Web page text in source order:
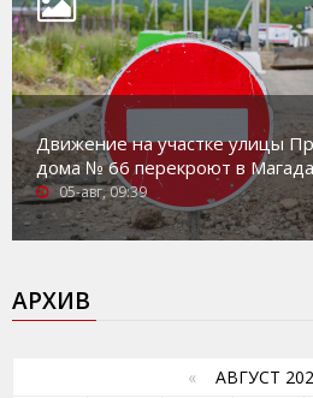
Движение на участке улицы
дома № 66 перекроют в
05-авг, 09:39
АРХИВ
« АВГУСТ